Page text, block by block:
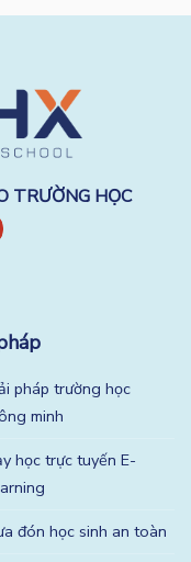
TRƯỜNG HỌC
pháp trường học
minh
học trực tuyến E-
đón học sinh an toàn